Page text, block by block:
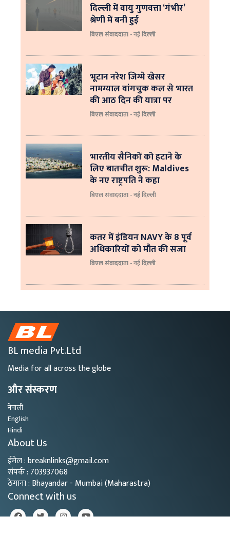
दिल्ली में वायु गुणवत्ता ‘गंभीर’
श्रेणी में बनी हुई
बिएल संवाददाता - नई दिल्ली
भूटान नरेश जिग्मे खेसर
नामग्याल वांगचुक कल से भारत
की आठ दिन की यात्रा पर
बिएल संवाददाता - नई दिल्ली
भारतीय सैनिकों को हटाने के
लिए बातचीत शुरू: Maldives
के नए राष्ट्रपति ने कहा
बिएल संवाददाता - नई दिल्‍ली
कतर में इंडियन NAVY के 8 पूर्व
अधिकारियों को मौत की सजा
बिएल संवाददाता - नई दिल्ली
BL media Pvt.Ltd
Media for all across the globe
और संस्करण
नेपाली
English
Hindi
About Us
ईमेल : breaknlinks@gmail.com
संपर्क : 703937068
ठेगाना : Bhayandar - Mumbai (Maharastra)
Connect with us